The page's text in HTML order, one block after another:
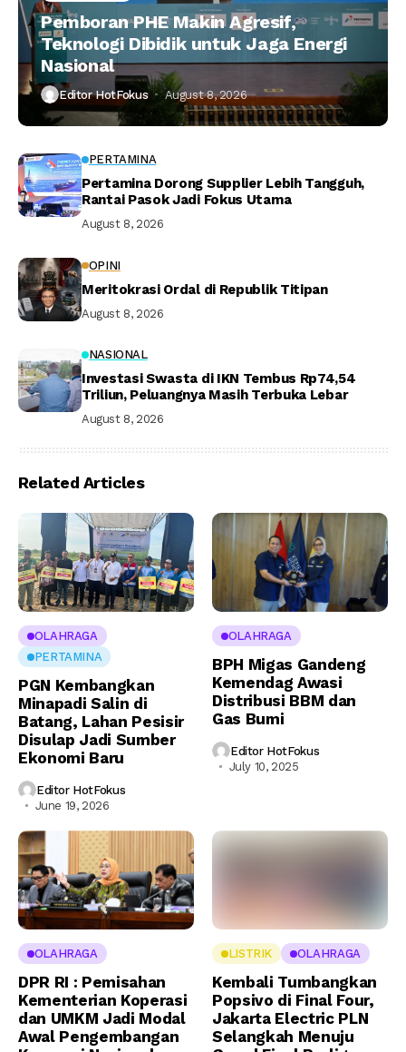
Pemboran PHE Makin Agresif,
Teknologi Dibidik untuk Jaga Energi
Nasional
Editor HotFokus August 8, 2026
PERTAMINA
Pertamina Dorong Supplier Lebih Tangguh,
Rantai Pasok Jadi Fokus Utama
August 8, 2026
OPINI
Meritokrasi Ordal di Republik Titipan
August 8, 2026
NASIONAL
Investasi Swasta di IKN Tembus Rp74,54
Triliun, Peluangnya Masih Terbuka Lebar
August 8, 2026
Related Articles
OLAHRAGA
PERTAMINA
PGN Kembangkan
Minapadi Salin di
Batang, Lahan Pesisir
Disulap Jadi Sumber
Ekonomi Baru
Editor HotFokus
June 19, 2026
OLAHRAGA
BPH Migas Gandeng
Kemendag Awasi
Distribusi BBM dan
Gas Bumi
Editor HotFokus
July 10, 2025
OLAHRAGA
DPR RI : Pemisahan
Kementerian Koperasi
dan UMKM Jadi Modal
Awal Pengembangan
LISTRIK OLAHRAGA
Kembali Tumbangkan
Popsivo di Final Four,
Jakarta Electric PLN
Selangkah Menuju